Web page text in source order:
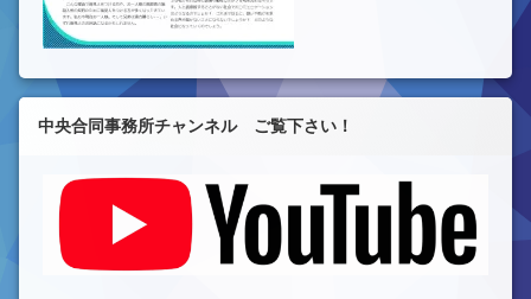
中央合同事務所チャンネル ご覧下さい！